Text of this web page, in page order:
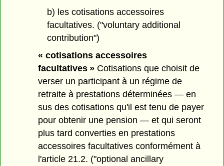
b) les cotisations accessoires
facultatives. ("voluntary additional
contribution")
« cotisations accessoires
facultatives » Cotisations que choisit de
verser un participant à un régime de
retraite à prestations déterminées — en
sus des cotisations qu'il est tenu de payer
pour obtenir une pension — et qui seront
plus tard converties en prestations
accessoires facultatives conformément à
l'article 21.2. ("optional ancillary